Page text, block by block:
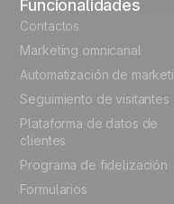
Automation
templates
English
French
Polish
German
Funcionalidades
Contactos
Marketing omnicanal
Automatización de
Seguimiento de visitantes
Plataforma de datos de
clientes
Programa de fidelización
Formularios